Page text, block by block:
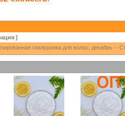
]
гиалуронка для волос, декабрь --